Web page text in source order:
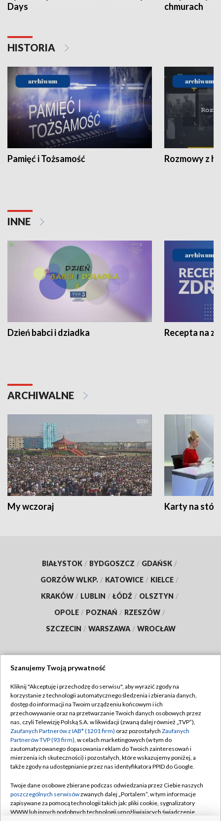
Days
chmurach
HISTORIA
Pamięć i Tożsamość Rozmowy z
INNE
Dzień babci i dziadka Recepta na
ARCHIWALNE
My wczoraj Karty na
BIAŁYSTOK / BYDGOSZCZ / GDAŃSK /
GORZÓW WLKP. / KATOWICE / KIELCE /
KRAKÓW / LUBLIN / ŁÓDŹ / OLSZTYN /
OPOLE / POZNAŃ / RZESZÓW /
SZCZECIN / WARSZAWA / WROCŁAW
TVP
Abonament TVP
Emisja w TVP
Centrum informacji TVP
Naziemna Telewizja Cyfrowa
Rada Programowa
System NOS
Regulamin TVP
Polityka prywatności
Moje zgody
Pomoc
Kontakt
Szanujemy Twoją prywatność
Kliknij "Akceptuję i przechodzę do serwisu", aby wyrazić zgody na
korzystanie z technologii automatycznego śledzenia i zbierania danych,
dostęp do informacji na Twoim urządzeniu końcowym i ich
przechowywanie oraz na przetwarzanie Twoich danych osobowych przez
nas, czyli Telewizję Polską S.A. w likwidacji (zwaną dalej również „TVP”),
Zaufanych Partnerów z IAB* (1201 firm) oraz pozostałych Zaufanych
Partnerów TVP (93 firm), w celach marketingowych (w tym do
zautomatyzowanego dopasowania reklam do Twoich zainteresowań i
mierzenia ich skuteczności) i pozostałych, które wskazujemy poniżej, a
także zgody na udostępnianie przez nas identyfikatora PPID do Google.
Twoje dane osobowe zbierane podczas odwiedzania przez Ciebie naszych
poszczególnych serwisówzwanych dalej „Portalem”, w tym informacje
zapisywane za pomocą technologii takich jak: pliki cookie, sygnalizatory
WWW lub innych podobnych technologii umożliwiających świadczenie